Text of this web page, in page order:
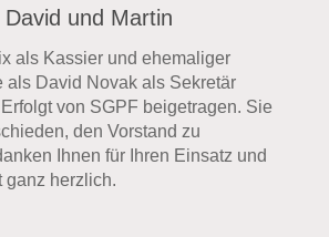
und Martin
als Kassier und ehemaliger
als David Novak als Sekretär
von SGPF beigetragen. Sie
den Vorstand zu
Ihnen für Ihren Einsatz und
ganz herzlich.